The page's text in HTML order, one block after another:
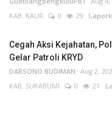
KAB. KAUR
0 29
Cegah Aksi Kejahatan,
Gelar Patroli KRYD
DARSONO BUDIMAN Aug 2,
KAB. SUKABUMI
0 21